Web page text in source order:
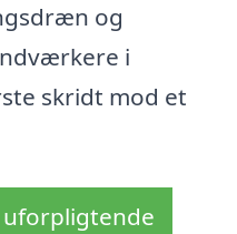
og
i
skridt mod et
uforpligtende